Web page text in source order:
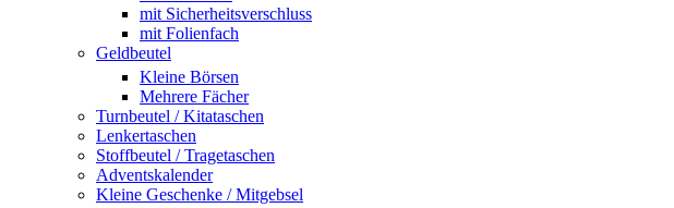
mit Sicherheitsverschluss
mit Folienfach
Geldbeutel
Kleine Börsen
Mehrere Fächer
Turnbeutel / Kitataschen
Lenkertaschen
Stoffbeutel / Tragetaschen
Adventskalender
Kleine Geschenke / Mitgebsel